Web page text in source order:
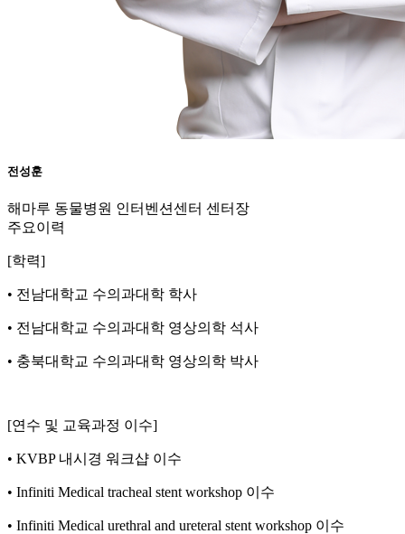
전성훈
해마루 동물병원 인터벤션센터 센터장
주요이력
[학력]
• 전남대학교 수의과대학 학사
• 전남대학교 수의과대학 영상의학 석사
• 충북대학교 수의과대학 영상의학 박사
[연수 및 교육과정 이수]
• KVBP 내시경 워크샵 이수
• Infiniti Medical tracheal stent workshop 이수
• Infiniti Medical urethral and ureteral stent workshop 이수